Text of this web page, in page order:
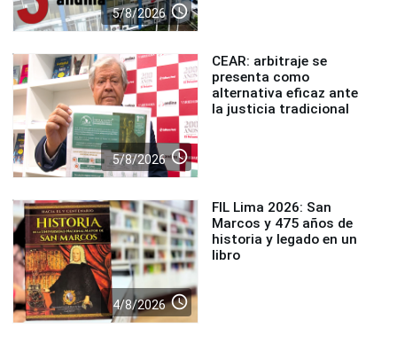
5/8/2026 access_time
5/8/2026 access_time
CEAR: arbitraje se
presenta como
alternativa eficaz ante
la justicia tradicional
4/8/2026 access_time
FIL Lima 2026: San
Marcos y 475 años de
historia y legado en un
libro